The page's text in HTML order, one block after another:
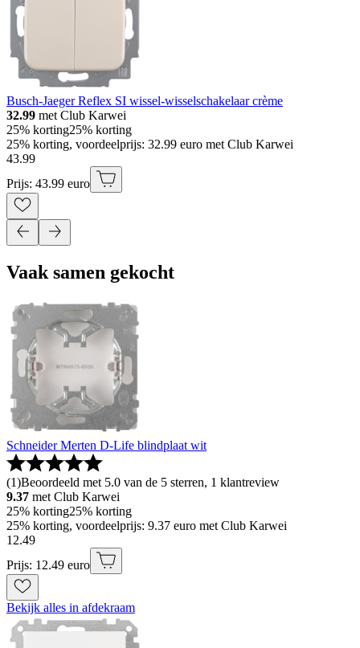
Busch-Jaeger Reflex SI wissel-wisselschakelaar crème
32.99 met Club Karwei
25% korting25% korting
25% korting, voordeelprijs: 32.99 euro met Club Karwei
43.99
Prijs: 43.99 euro
Vaak samen gekocht
Schneider Merten D-Life blindplaat wit
(1)Beoordeeld met 5.0 van de 5 sterren, 1 klantreview
9.37 met Club Karwei
25% korting25% korting
25% korting, voordeelprijs: 9.37 euro met Club Karwei
12.49
Prijs: 12.49 euro
Bekijk alles in afdekraam